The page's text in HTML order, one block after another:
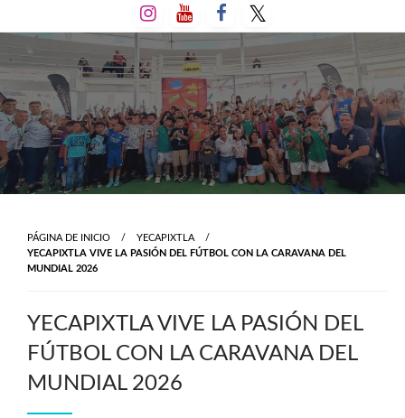
al
PÁGINA DE INICIO
YECAPIXTLA
YECAPIXTLA VIVE LA PASIÓN DEL FÚTBOL CON LA CARAVANA DEL
MUNDIAL 2026
YECAPIXTLA VIVE LA PASIÓN DEL
FÚTBOL CON LA CARAVANA DEL
MUNDIAL 2026